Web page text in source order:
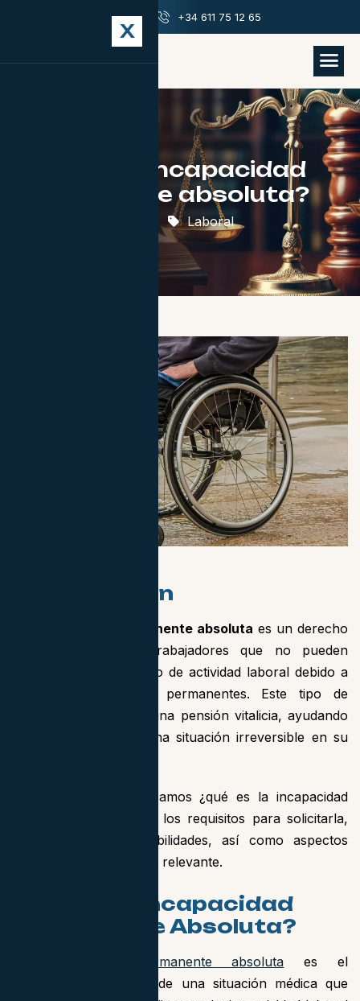
info@abogadosjrm.com +34 611 75 12 65
X
¿Qué es la incapacidad
permanente absoluta?
Laboral
Introducción
incapacidad permanente absoluta es un derecho
que protege a los trabajadores que no pueden
desempeñar ningún tipo de actividad laboral debido a
limitaciones graves y permanentes. Este tipo de
incapacidad garantiza una pensión vitalicia, ayudando
a quienes enfrentan una situación irreversible en su
En este artículo explicamos ¿qué es la incapacidad
permanente absoluta?, los requisitos para solicitarla,
su cálculo y compatibilidades, así como aspectos
fiscales y jurisprudencia relevante.
¿Qué es la Incapacidad
Permanente Absoluta?
incapacidad permanente absoluta es el
reconocimiento oficial de una situación médica que